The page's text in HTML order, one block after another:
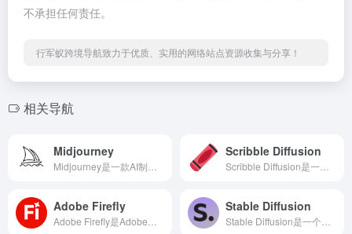
不承担任何责任。
行军蚁跨境导航致力于优质、实用的网络站点资源收集与分享！
相关导航
Midjourney Scribble Diffusion
Adobe Firefly Stable Diffusion